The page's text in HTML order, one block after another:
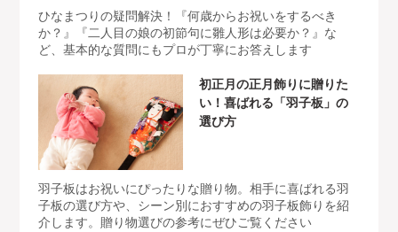
ひなまつりの疑問解決！『何歳からお祝いをするべき
か？』『二人目の娘の初節句に雛人形は必要か？』な
ど、基本的な質問にもプロが丁寧にお答えします
初正月の正月飾りに贈りた
い！喜ばれる「羽子板」の
選び方
羽子板はお祝いにぴったりな贈り物。相手に喜ばれる羽
子板の選び方や、シーン別におすすめの羽子板飾りを紹
介します。贈り物選びの参考にぜひご覧ください